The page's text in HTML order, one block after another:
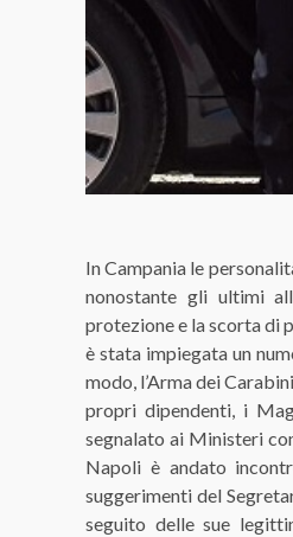
In Campania le
nonostante gli ultimi
protezione e la scorta di
è stata impiegata un
modo, l’Arma dei
propri dipendenti, i
segnalato ai Ministeri
Napoli è andato
suggerimenti del
seguito delle sue